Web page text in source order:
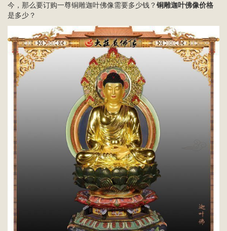
今，那么要订购一尊铜雕迦叶佛像需要多少钱？ 铜雕迦叶佛像价格
是多少？